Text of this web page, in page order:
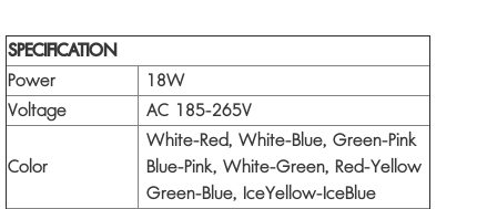
SPECIFICATION
Power
18W
Voltage
AC 185-265V
Color
White-Red, White-Blue, Green-Pink
Blue-Pink, White-Green, Red-Yellow
Green-Blue, IceYellow-IceBlue